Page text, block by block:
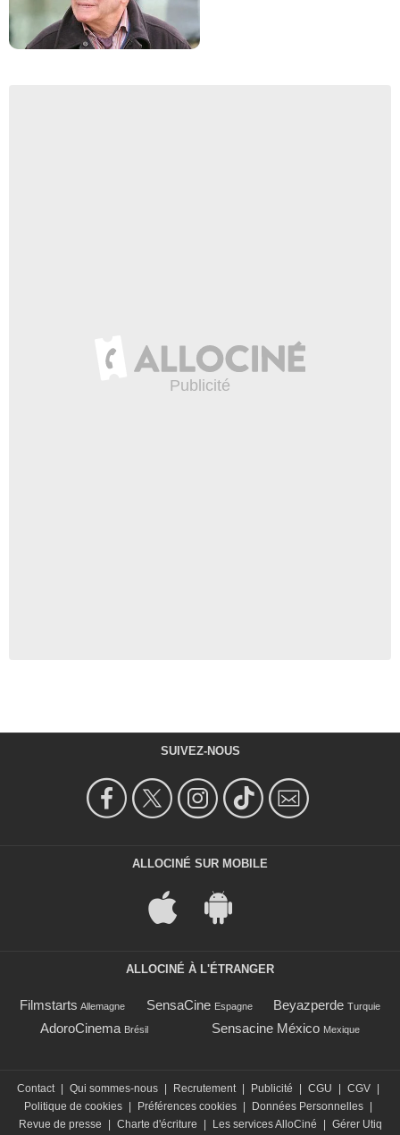
SUIVEZ-NOUS
ALLOCINÉ SUR MOBILE
ALLOCINÉ À L'ÉTRANGER
Filmstarts Allemagne SensaCine Espagne Beyazperde Turquie
AdoroCinema Brésil Sensacine México Mexique
Contact | Qui sommes-nous | Recrutement | Publicité | CGU | CGV |
Politique de cookies | Préférences cookies | Données Personnelles |
Revue de presse
| Charte d'écriture | Les services AlloCiné | Gérer Utiq